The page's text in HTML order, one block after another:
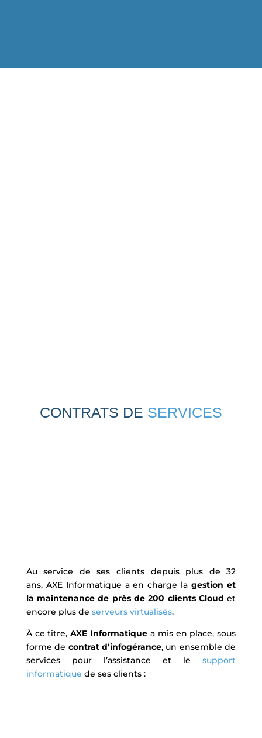
CONTRATS DE SERVICES
Au service de ses clients depuis plus de 32
ans, AXE Informatique a en charge lagestion et
la maintenance de près de 200 clients Cloud et
encore plus de serveurs virtualisés.
À ce titre,AXE Informatique a mis en place, sous
forme de contrat d’infogérance, un ensemble de
services pour l’assistance et lesupport
informatique de ses clients :